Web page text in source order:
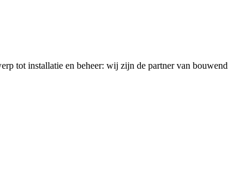
tot installatie en beheer: wij zijn de partner van bouwend